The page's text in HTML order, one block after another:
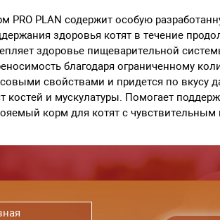
PRO PLAN содержит особую
здоровья котят в течение
здоровье пищеварительной
благодаря ограниченному
свойствами и придется по
костей и мускулатуры. Помогает
корм для котят с